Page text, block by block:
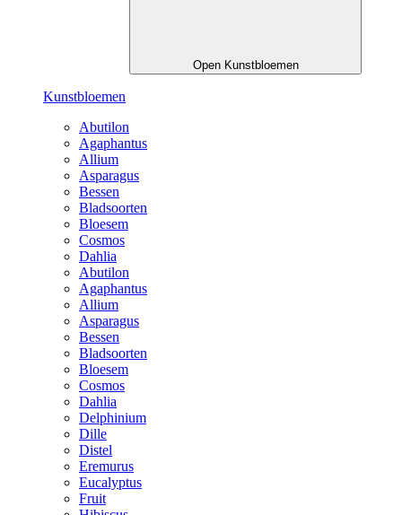
Open Kunstbloemen
Kunstbloemen
Abutilon
Agaphantus
Allium
Asparagus
Bessen
Bladsoorten
Bloesem
Cosmos
Dahlia
Abutilon
Agaphantus
Allium
Asparagus
Bessen
Bladsoorten
Bloesem
Cosmos
Dahlia
Delphinium
Dille
Distel
Eremurus
Eucalyptus
Fruit